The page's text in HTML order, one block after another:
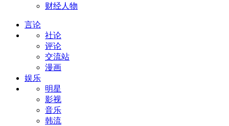
财经人物
言论
社论
评论
交流站
漫画
娱乐
明星
影视
音乐
韩流